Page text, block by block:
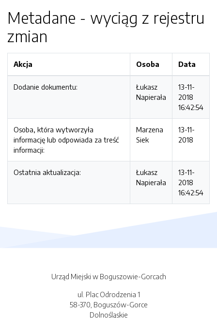
Metadane - wyciąg z rejestru
zmian
Akcja Osoba Data
Dodanie dokumentu:
Łukasz
Napierała
13-11-
2018
16:42:54
Osoba, która wytworzyła
informację lub odpowiada za treść
informacji:
Marzena
Siek
13-11-
2018
Ostatnia aktualizacja:
Łukasz
Napierała
13-11-
2018
16:42:54
Urząd Miejski w Boguszowie-Gorcach
ul. Plac Odrodzenia 1
58-370, Boguszów-Gorce
Dolnośląskie